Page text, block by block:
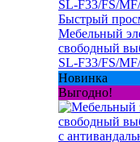
Быстрый
Мебельный
свободный
SL-F33/FS/
Новинка
Выгодно!